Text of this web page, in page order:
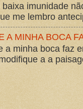
baixa imunidade
me lembro
A MINHA BOCA
a minha boca faz
a a